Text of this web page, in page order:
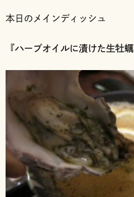
本日のメインディッシュ
『ハーブオイルに漬けた生牡蠣